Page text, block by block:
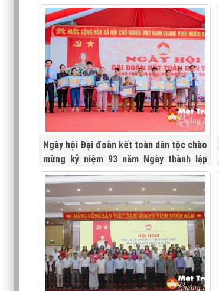
Ngày hội Đại đoàn kết toàn dân tộc chào
mừng kỷ niệm 93 năm Ngày thành lập
Mặt trận Dân tộc thống nhất 18/11 (1930
- 2023) Khu dân cư khu phố Tân Vĩnh,
phường Đông Lương, TP. Đông Hà